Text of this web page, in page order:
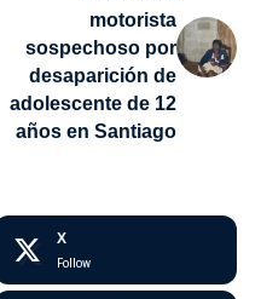
motorista
sospechoso por
desaparición de
adolescente de 12
años en Santiago
X
Follow